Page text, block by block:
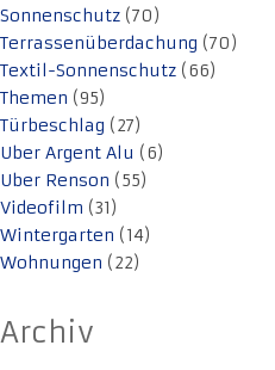
Sonnenschutz (70)
Terrassenüberdachung (70)
Textil-Sonnenschutz (66)
Themen (95)
Türbeschlag (27)
Uber Argent Alu (6)
Uber Renson (55)
Videofilm (31)
Wintergarten (14)
Wohnungen (22)
Archiv